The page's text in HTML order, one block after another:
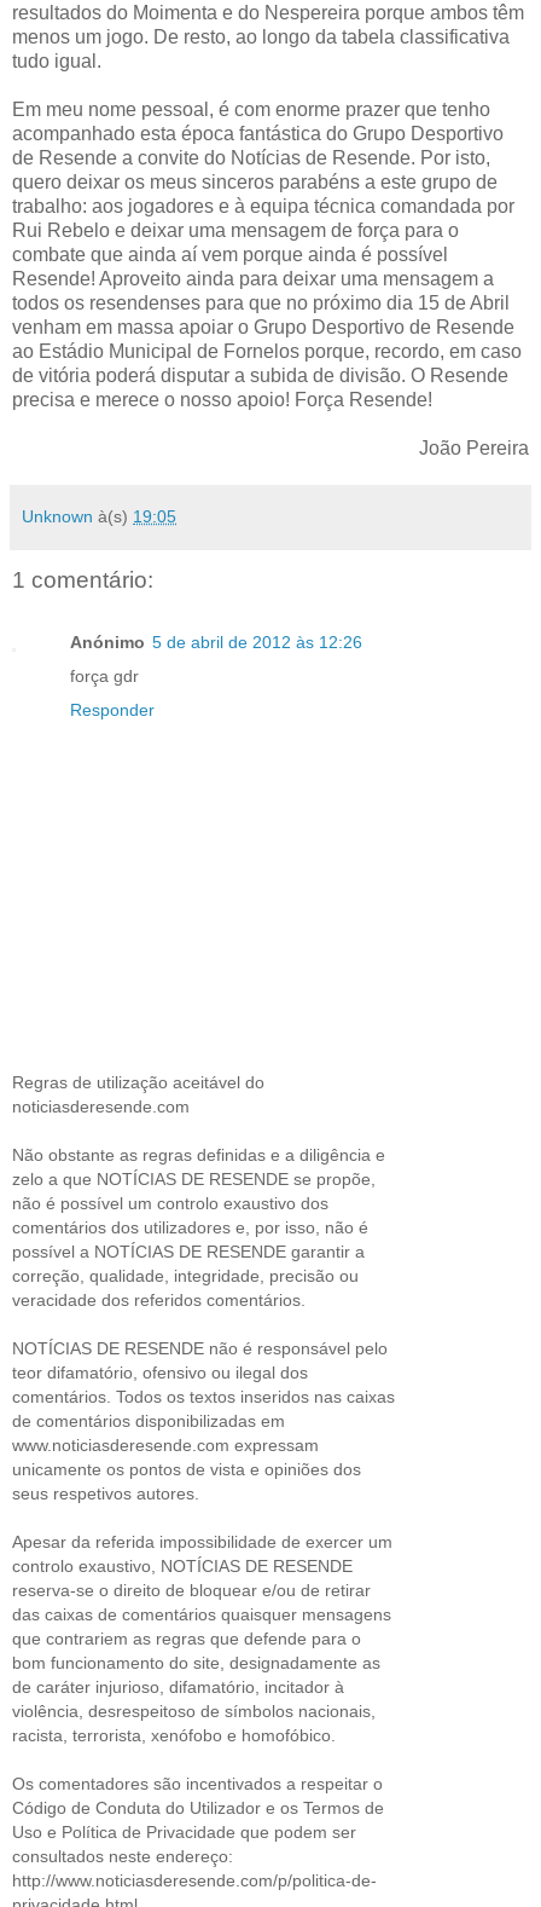
resultados do Moimenta e do Nespereira porque ambos têm
menos um jogo. De resto, ao longo da tabela classificativa
tudo igual.
Em meu nome pessoal, é com enorme prazer que tenho
acompanhado esta época fantástica do Grupo Desportivo
de Resende a convite do Notícias de Resende. Por isto,
quero deixar os meus sinceros parabéns a este grupo de
trabalho: aos jogadores e à equipa técnica comandada por
Rui Rebelo e deixar uma mensagem de força para o
combate que ainda aí vem porque ainda é possível
Resende! Aproveito ainda para deixar uma mensagem a
todos os resendenses para que no próximo dia 15 de Abril
venham em massa apoiar o Grupo Desportivo de Resende
ao Estádio Municipal de Fornelos porque, recordo, em caso
de vitória poderá disputar a subida de divisão. O Resende
precisa e merece o nosso apoio! Força Resende!
João Pereira
Unknown à(s) 19:05
1 comentário:
Anónimo 5 de abril de 2012 às 12:26
força gdr
Responder
Regras de utilização aceitável do
noticiasderesende.com
Não obstante as regras definidas e a diligência e
zelo a que NOTÍCIAS DE RESENDE se propõe,
não é possível um controlo exaustivo dos
comentários dos utilizadores e, por isso, não é
possível a NOTÍCIAS DE RESENDE garantir a
correção, qualidade, integridade, precisão ou
veracidade dos referidos comentários.
NOTÍCIAS DE RESENDE não é responsável pelo
teor difamatório, ofensivo ou ilegal dos
comentários. Todos os textos inseridos nas caixas
de comentários disponibilizadas em
www.noticiasderesende.com expressam
unicamente os pontos de vista e opiniões dos
seus respetivos autores.
Apesar da referida impossibilidade de exercer um
controlo exaustivo, NOTÍCIAS DE RESENDE
reserva-se o direito de bloquear e/ou de retirar
das caixas de comentários quaisquer mensagens
que contrariem as regras que defende para o
bom funcionamento do site, designadamente as
de caráter injurioso, difamatório, incitador à
violência, desrespeitoso de símbolos nacionais,
racista, terrorista, xenófobo e homofóbico.
Os comentadores são incentivados a respeitar o
Código de Conduta do Utilizador e os Termos de
Uso e Política de Privacidade que podem ser
consultados neste endereço:
http://www.noticiasderesende.com/p/politica-de-